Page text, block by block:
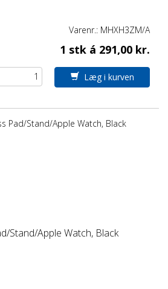
Varenr.: MHXH3ZM/A
1 stk á 291,00 kr.
Læg i kurven
Stand/Apple Watch, Black